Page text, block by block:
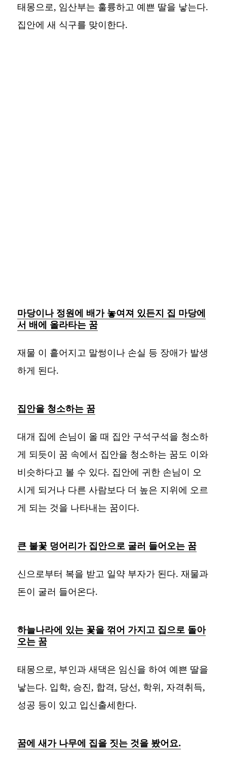
태몽으로, 임산부는 훌륭하고 예쁜 딸을 낳는다.
집안에 새 식구를 맞이한다.
마당이나 정원에 배가 놓여져 있든지 집 마당에
서 배에 올라타는 꿈
재물 이 흩어지고 말썽이나 손실 등 장애가 발생
하게 된다.
집안을 청소하는 꿈
대개 집에 손님이 올 때 집안 구석구석을 청소하
게 되듯이 꿈 속에서 집안을 청소하는 꿈도 이와
비슷하다고 볼 수 있다. 집안에 귀한 손님이 오
시게 되거나 다른 사람보다 더 높은 지위에 오르
게 되는 것을 나타내는 꿈이다.
큰 불꽃 덩어리가 집안으로 굴러 들어오는 꿈
신으로부터 복을 받고 일약 부자가 된다. 재물과
돈이 굴러 들어온다.
하늘나라에 있는 꽃을 꺾어 가지고 집으로 돌아
오는 꿈
태몽으로, 부인과 새댁은 임신을 하여 예쁜 딸을
낳는다. 입학, 승진, 합격, 당선, 학위, 자격취득,
성공 등이 있고 입신출세한다.
꿈에 새가 나무에 집을 짓는 것을 봤어요.